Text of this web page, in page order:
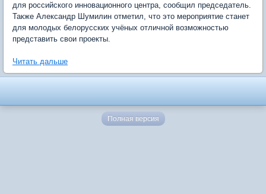
для российского инновационного центра, сообщил председатель.
Также Александр Шумилин отметил, что это мероприятие станет
для молодых белорусских учёных отличной возможностью
представить свои проекты.
Читать дальше
Полная версия